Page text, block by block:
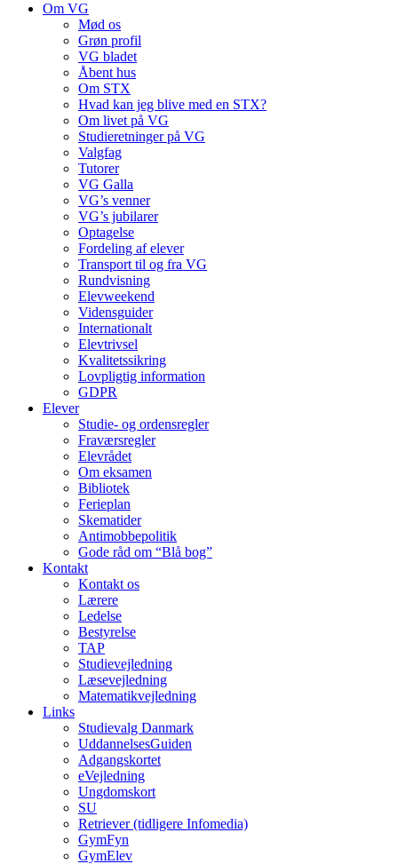
Om VG
Mød os
Grøn profil
VG bladet
Åbent hus
Om STX
Hvad kan jeg blive med en STX?
Om livet på VG
Studieretninger på VG
Valgfag
Tutorer
VG Galla
VG’s venner
VG’s jubilarer
Optagelse
Fordeling af elever
Transport til og fra VG
Rundvisning
Elevweekend
Vidensguider
Internationalt
Elevtrivsel
Kvalitetssikring
Lovpligtig information
GDPR
Elever
Studie- og ordens­regler
Fraværsregler
Elevrådet
Om eksamen
Bibliotek
Ferieplan
Skematider
Antimobbepolitik
Gode råd om “Blå bog”
Kontakt
Kontakt os
Lærere
Ledelse
Bestyrelse
TAP
Studievejledning
Læsevejledning
Matematikvejledning
Links
Studievalg Danmark
UddannelsesGuiden
Adgangskortet
eVejledning
Ungdomskort
SU
Retriever (tidligere Infomedia)
GymFyn
GymElev